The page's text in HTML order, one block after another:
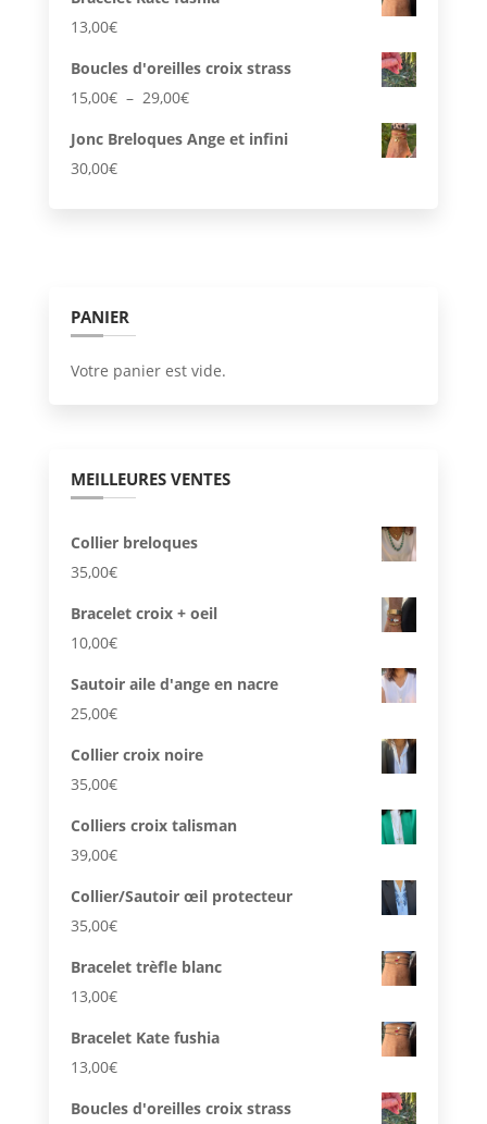
13,00€
Boucles d'oreilles croix strass
15,00€ – 29,00€Plage
prix :
Jonc Breloques Ange et infini
30,00€
PANIER
Votre panier est vide.
MEILLEURES VENTES
Collier breloques
35,00€
Bracelet croix + oeil
10,00€
Sautoir aile d'ange en nacre
25,00€
Collier croix noire
35,00€
Colliers croix talisman
39,00€
Collier/Sautoir œil protecteur
35,00€
Bracelet trèfle blanc
13,00€
Bracelet Kate fushia
13,00€
Boucles d'oreilles croix strass